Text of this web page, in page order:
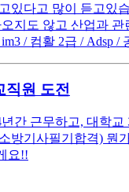
있다고 많이 듣고있
지도 않고 산업과
/ 컴활 2급 / Adsp
직원 도전
간 근무하고, 대학
방기사필기합격) 뭔
요!!